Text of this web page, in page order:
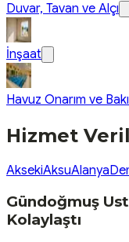
Duvar, Tavan ve Alçı
İnşaat
Havuz Onarım ve
Hizmet
AksekiAksuAlanya
Gündoğmuş
Kolaylaştı